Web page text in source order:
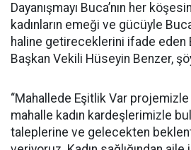
Dayanışmayı Buca’nın her
kadınların emeği ve gücüyle
haline getireceklerini ifade eden
Başkan Vekili Hüseyin Benzer,
“Mahallede Eşitlik Var projemizle
mahalle kadın kardeşlerimizle
taleplerine ve gelecekten